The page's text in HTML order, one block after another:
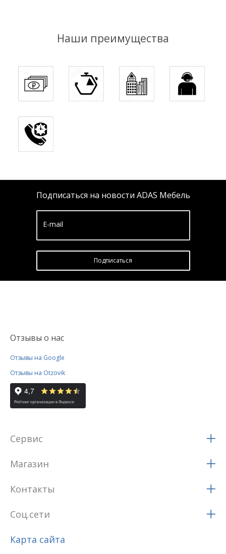
Наши преимущества
Подписаться на новости ADAS Мебель
E-mail
Подписатьcя
Отзывы о нас
Отзывы на Google
Отзывы на Otzovik
Сервис
Магазин
Контакты
Соц.сети
Карта сайта